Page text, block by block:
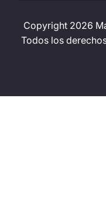
Copyright 2026
Todos los